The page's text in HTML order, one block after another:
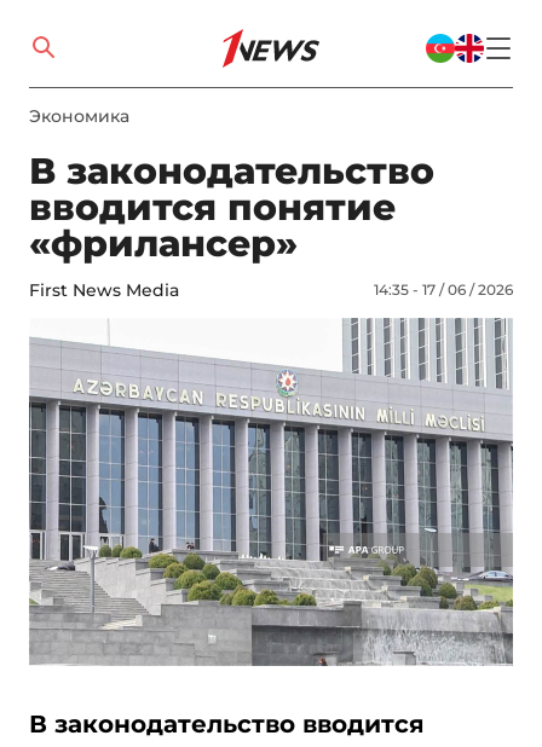
Экономика
В законодательство
вводится понятие
«фрилансер»
First News Media 14:35 - 17 / 06 / 2026
В законодательство вводится